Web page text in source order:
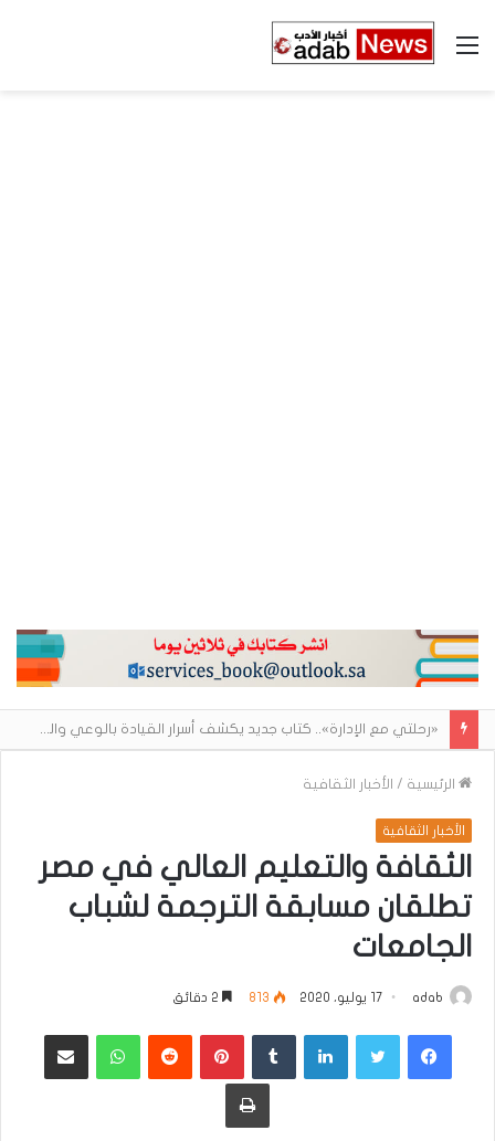
القائمة
«رحلتي مع الإدارة».. كتاب جديد يكشف أسرار القيادة بالوعي والخبرة لـ منى العيبان
الرئيسية / الأخبار الثقافية
الأخبار الثقافية
الثقافة والتعليم العالي في مصر
تطلقان مسابقة الترجمة لشباب
الجامعات
adab 17 يوليو، 2020 813
فيسبوكتويتر لينكدإن ‏Tumblr بينتيريست
‏Reddit واتساب مشاركة عبر البريد
طباعة